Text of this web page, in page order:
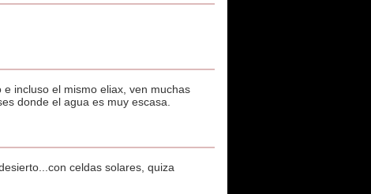
incluso el mismo eliax, ven muchas
donde el agua es muy escasa.
celdas solares, quiza